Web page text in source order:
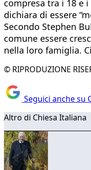
compresa tra i 18 e
dichiara di essere
Secondo Stephen
comune essere
nella loro famiglia.
© RIPRODUZIONE
Seguici anche su
Altro di Chiesa Italiana